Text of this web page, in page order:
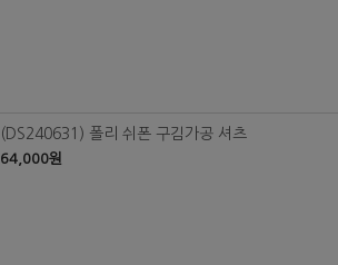
(DS240631) 폴리 쉬폰 구김가공 셔츠
64,000원